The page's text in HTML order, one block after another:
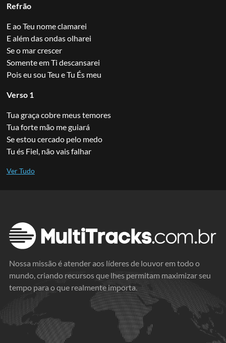
Refrão
E ao Teu nome clamarei
E além das ondas olharei
Se o mar crescer
Somente em Ti descansarei
Pois eu sou Teu e Tu És meu
Verso 1
Tua graça cobre meus temores
Tua forte mão me guiará
Se estou cercado pelo medo
Tu és Fiel, não vais falhar
Nossa missão é atender aos líderes de louvor em todo o
mundo, criando recursos que lhes permitam maximizar seu
tempo para o que realmente importa.